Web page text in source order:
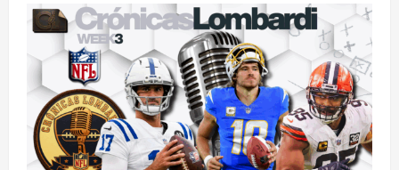
EPISODIO
4×04:
MNF
Lions@Ravens
y
reflexiones
de
la
jornada
con
Rubén
Ibeas-
NFL